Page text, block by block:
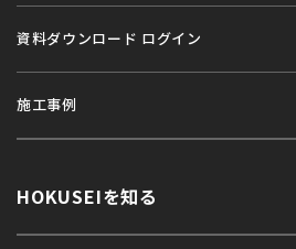
資料ダウンロード ログイン
施工事例
HOKUSEIを知る